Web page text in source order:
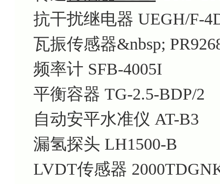
抗干扰继电器 UEGH/F-
瓦振传感器&nbsp;
频率计 SFB-4005I
平衡容器 TG-2.5-BDP/2
自动安平水准仪 AT-B3
漏氢探头 LH1500-B
LVDT传感器